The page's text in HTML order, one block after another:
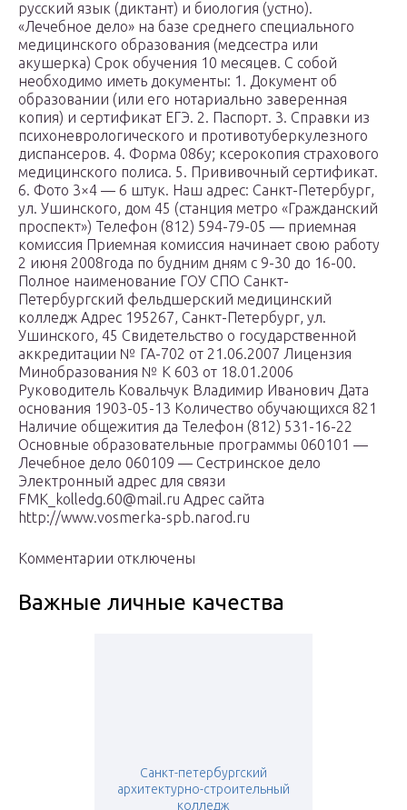
русский язык (диктант) и биология (устно).
«Лечебное дело» на базе среднего специального
медицинского образования (медсестра или
акушерка) Срок обучения 10 месяцев. С собой
необходимо иметь документы: 1. Документ об
образовании (или его нотариально заверенная
копия) и сертификат ЕГЭ. 2. Паспорт. 3. Справки из
психоневрологического и противотуберкулезного
диспансеров. 4. Форма 086у; ксерокопия страхового
медицинского полиса. 5. Прививочный сертификат.
6. Фото 3×4 — 6 штук. Наш адрес: Санкт-Петербург,
ул. Ушинского, дом 45 (станция метро «Гражданский
проспект») Телефон (812) 594-79-05 — приемная
комиссия Приемная комиссия начинает свою работу
2 июня 2008года по будним дням с 9-30 до 16-00.
Полное наименование ГОУ СПО Санкт-
Петербургский фельдшерский медицинский
колледж Адрес 195267, Санкт-Петербург, ул.
Ушинского, 45 Свидетельство о государственной
аккредитации № ГА-702 от 21.06.2007 Лицензия
Минобразования № К 603 от 18.01.2006
Руководитель Ковальчук Владимир Иванович Дата
основания 1903-05-13 Количество обучающихся 821
Наличие общежития да Телефон (812) 531-16-22
Основные образовательные программы 060101 —
Лечебное дело 060109 — Сестринское дело
Электронный адрес для связи
FMK_kolledg.60@mail.ru Адрес сайта
http://www.vosmerka-spb.narod.ru
Комментарии отключены
Важные личные качества
Санкт-петербургский
архитектурно-строительный
колледж